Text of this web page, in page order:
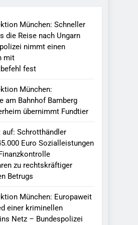
Netz –
Wegen
Verletzt
Führt
Stellt Auto
München: Schneller
die Reise nach Ungarn
nimmt einen
mit
fest
München:
am Bahnhof Bamberg
übernimmt Fundtier
auf: Schrotthändler
Euro Sozialleistungen
zu rechtskräftiger
Betrugs
München: Europaweit
einer kriminellen
Netz – Bundespolizei